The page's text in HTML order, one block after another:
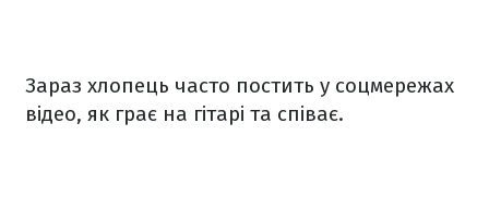
Зараз хлопець часто постить у соцмережах
відео, як грає на гітарі та співає.